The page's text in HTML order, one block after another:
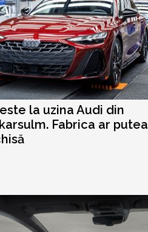
la uzina Audi din
Fabrica ar putea